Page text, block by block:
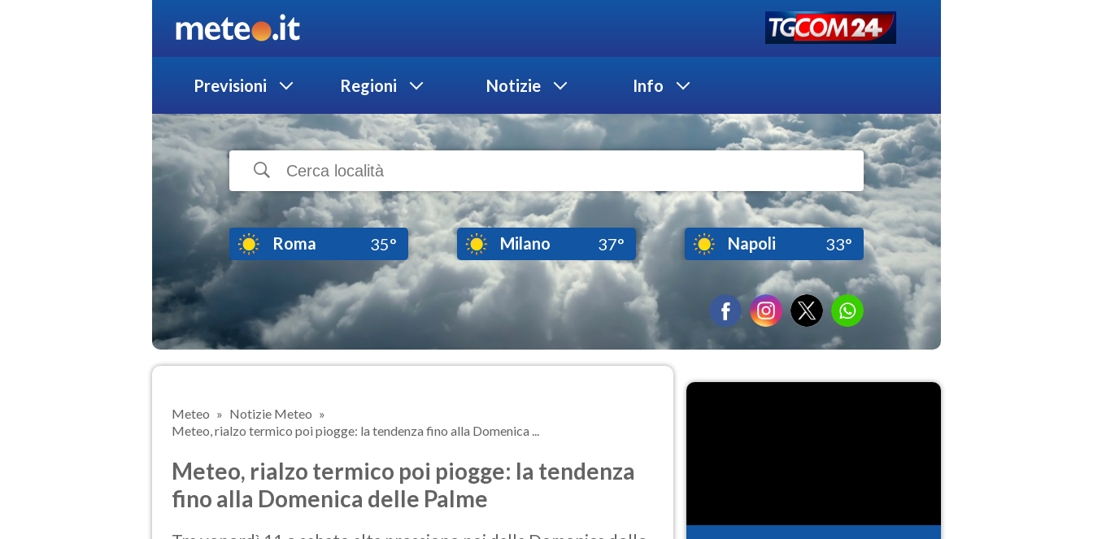
Previsioni Regioni Notizie Info
Roma 35° Milano 37° Napoli 33°
Meteo
Notizie Meteo
Meteo, rialzo termico poi piogge: la tendenza fino alla Domenica ...
Meteo, rialzo termico poi piogge: la tendenza
fino alla Domenica delle Palme